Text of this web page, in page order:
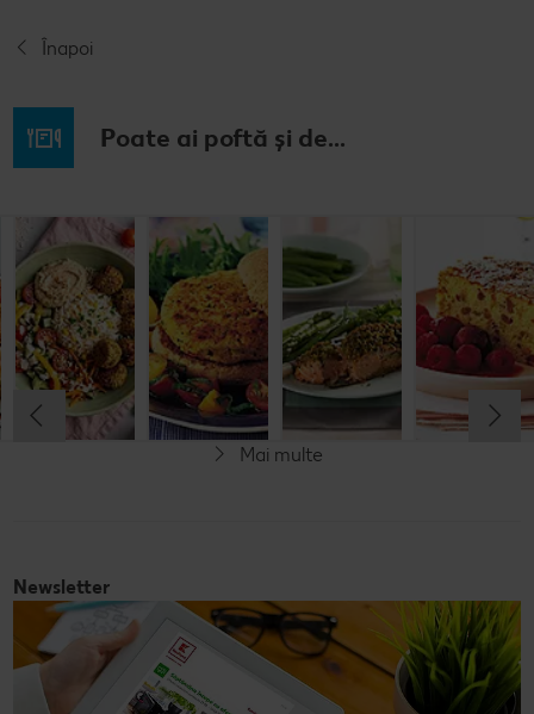
Înapoi
Poate ai poftă și de...
Prăjitură de
mere
nemțească
Cel mult 60 minute
Simplu
Chifteluțe cu
piure de
cartofi și
chives
Cel mult 60 minute
Simplu
Cel mult 60 minute
Simplu
crustă de
pesto
Cel mult 60 minute
Mai multe
Newsletter